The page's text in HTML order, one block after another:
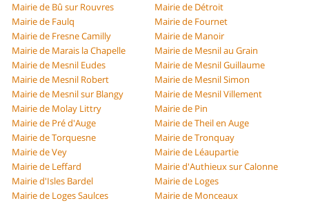
Mairie de Bû sur Rouvres
Mairie de Détroit
Mairie de Faulq
Mairie de Fournet
Mairie de Fresne Camilly
Mairie de Manoir
Mairie de Marais la Chapelle
Mairie de Mesnil au Grain
Mairie de Mesnil Eudes
Mairie de Mesnil Guillaume
Mairie de Mesnil Robert
Mairie de Mesnil Simon
Mairie de Mesnil sur Blangy
Mairie de Mesnil Villement
Mairie de Molay Littry
Mairie de Pin
Mairie de Pré d'Auge
Mairie de Theil en Auge
Mairie de Torquesne
Mairie de Tronquay
Mairie de Vey
Mairie de Léaupartie
Mairie de Leffard
Mairie d'Authieux sur Calonne
Mairie d'Isles Bardel
Mairie de Loges
Mairie de Loges Saulces
Mairie de Monceaux